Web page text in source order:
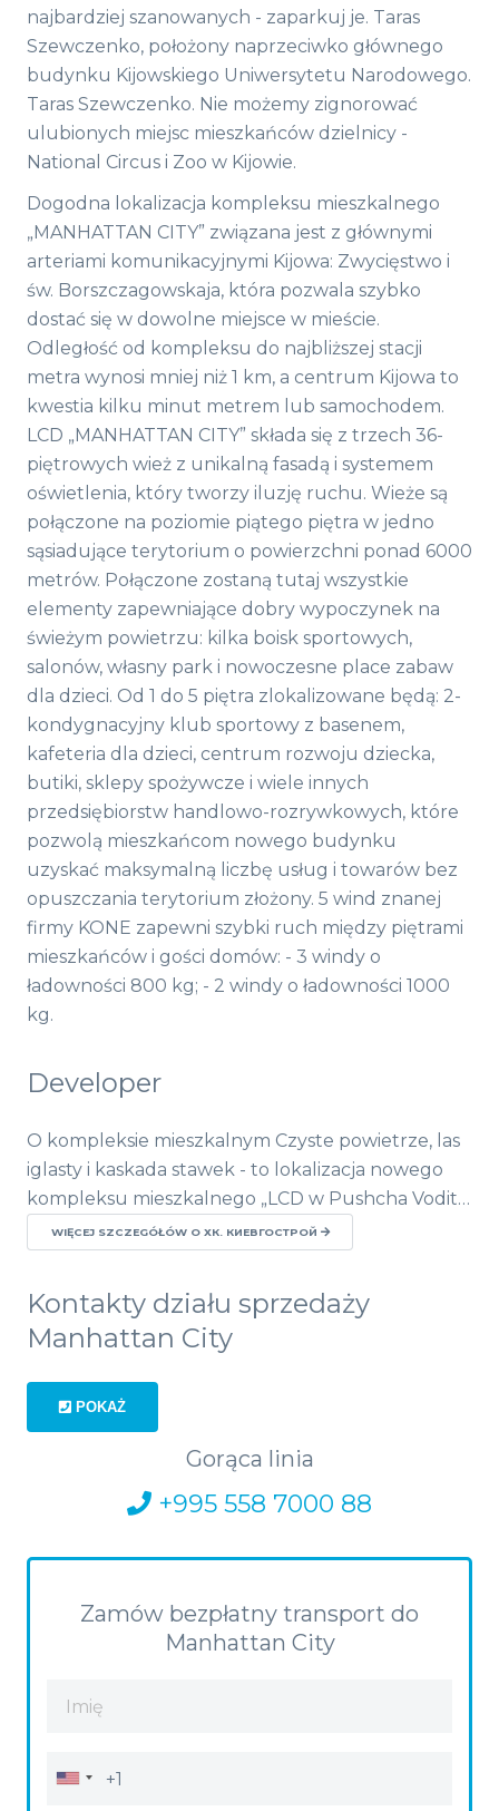
najbardziej szanowanych - zaparkuj je. Taras
Szewczenko, położony naprzeciwko głównego
budynku Kijowskiego Uniwersytetu Narodowego.
Taras Szewczenko. Nie możemy zignorować
ulubionych miejsc mieszkańców dzielnicy -
National Circus i Zoo w Kijowie.
Dogodna lokalizacja kompleksu mieszkalnego
„MANHATTAN CITY” związana jest z głównymi
arteriami komunikacyjnymi Kijowa: Zwycięstwo i
św. Borszczagowskaja, która pozwala szybko
dostać się w dowolne miejsce w mieście.
Odległość od kompleksu do najbliższej stacji
metra wynosi mniej niż 1 km, a centrum Kijowa to
kwestia kilku minut metrem lub samochodem.
LCD „MANHATTAN CITY” składa się z trzech 36-
piętrowych wież z unikalną fasadą i systemem
oświetlenia, który tworzy iluzję ruchu. Wieże są
połączone na poziomie piątego piętra w jedno
sąsiadujące terytorium o powierzchni ponad 6000
metrów. Połączone zostaną tutaj wszystkie
elementy zapewniające dobry wypoczynek na
świeżym powietrzu: kilka boisk sportowych,
salonów, własny park i nowoczesne place zabaw
dla dzieci. Od 1 do 5 piętra zlokalizowane będą: 2-
kondygnacyjny klub sportowy z basenem,
kafeteria dla dzieci, centrum rozwoju dziecka,
butiki, sklepy spożywcze i wiele innych
przedsiębiorstw handlowo-rozrywkowych, które
pozwolą mieszkańcom nowego budynku
uzyskać maksymalną liczbę usług i towarów bez
opuszczania terytorium złożony. 5 wind znanej
firmy KONE zapewni szybki ruch między piętrami
mieszkańców i gości domów: - 3 windy o
ładowności 800 kg; - 2 windy o ładowności 1000
kg.
Developer
O kompleksie mieszkalnym Czyste powietrze, las
iglasty i kaskada stawek - to lokalizacja nowego
kompleksu mieszkalnego „LCD w Pushcha Vodit…
WIĘCEJ SZCZEGÓŁÓW O ХК. КИЕВГОСТРОЙ
Kontakty działu sprzedaży
Manhattan City
POKAŻ
Gorąca linia
+995 558 7000 88
Zamów bezpłatny transport do
Manhattan City